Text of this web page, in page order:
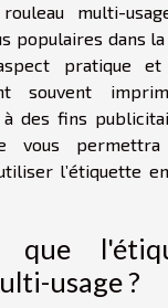
multi-
populaires dans
pratique et
souvent
des fins
vous permettra
l’étiquette
que
usage ?